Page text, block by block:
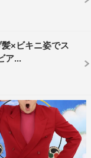
×ビキニ姿でス
ア...